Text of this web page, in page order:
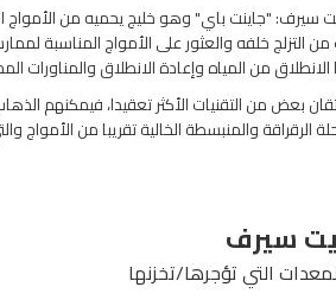
"جاينت باي" وهو خليج يحميه من الأمواج
خلفه والعثور على الأمواج المناسبة
من المياه وإعادة الانطلاق والمناورات
بعض من التقنيات الأكثر تعقيدا، فيمكنهم
الرقراقة والمنبسطة الخالية تقريبا من
سيرف
التي تؤجرها/تخزنها